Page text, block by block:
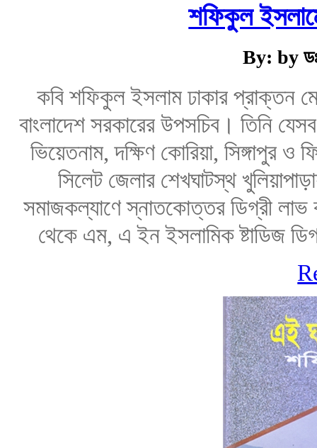
শফিকুল
By: by
কবি শফিকুল ইসলাম ঢাকার প্রাক্তন
বাংলাদেশ সরকারের উপসচিব। তিনি
ভিয়েতনাম, দক্ষিণ কোরিয়া, সিঙ্গাপুর
সিলেট জেলার শেখঘাটস্থ
সমাজকল্যাণে স্নাতকোত্তর ডিগ্রী লাভ
থেকে এম, এ ইন ইসলামিক ষ্টাডিজ